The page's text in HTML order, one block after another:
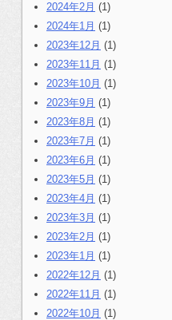
2024年2月 (1)
2024年1月 (1)
2023年12月 (1)
2023年11月 (1)
2023年10月 (1)
2023年9月 (1)
2023年8月 (1)
2023年7月 (1)
2023年6月 (1)
2023年5月 (1)
2023年4月 (1)
2023年3月 (1)
2023年2月 (1)
2023年1月 (1)
2022年12月 (1)
2022年11月 (1)
2022年10月 (1)